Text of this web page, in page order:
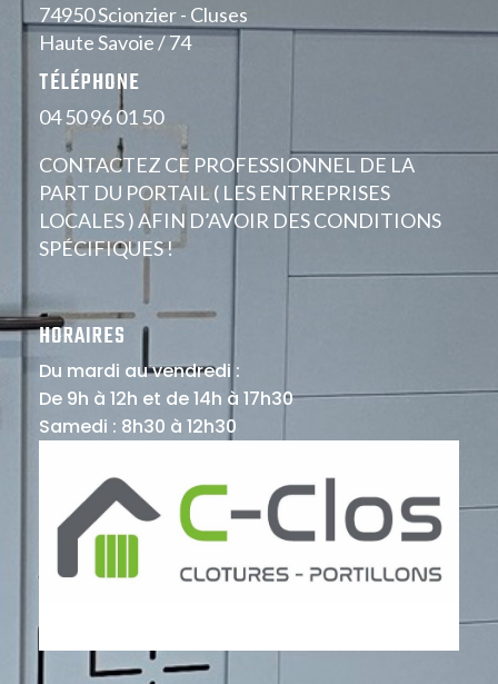
74950 Scionzier - Cluses
Haute Savoie / 74
TÉLÉPHONE
04 50 96 01 50
CONTACTEZ CE PROFESSIONNEL DE LA
PART DU PORTAIL ( LES ENTREPRISES
LOCALES ) AFIN D’AVOIR DES CONDITIONS
SPÉCIFIQUES !
HORAIRES
Du mardi au vendredi :
De 9h à 12h et de 14h à 17h30
Samedi : 8h30 à 12h30